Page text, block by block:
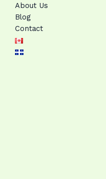
About Us
Blog
Contact